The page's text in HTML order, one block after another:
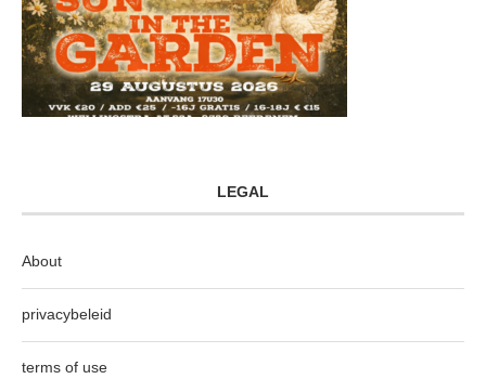
LEGAL
About
privacybeleid
terms of use